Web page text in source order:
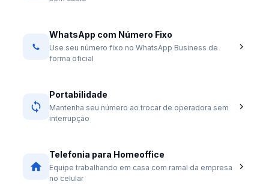
WhatsApp com Número Fixo
Use seu número fixo no WhatsApp Business de
forma oficial
Portabilidade
Mantenha seu número ao trocar de operadora sem
interrupção
Telefonia para Homeoffice
Equipe trabalhando em casa com ramal da empresa
no celular